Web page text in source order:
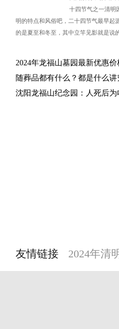
十四节气之一清明
明的特点和风俗吧，二十四节气最早起
的是夏至和冬至，其中立竿见影就是说
2024年龙福山墓园最新优惠价
随葬品都有什么？都是什么讲
沈阳龙福山纪念园：人死后为
友情链接 2024年清